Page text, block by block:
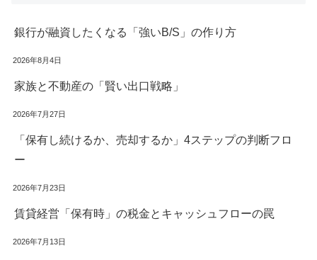
銀行が融資したくなる「強いB/S」の作り方
2026年8月4日
家族と不動産の「賢い出口戦略」
2026年7月27日
「保有し続けるか、売却するか」4ステップの判断フロ
ー
2026年7月23日
賃貸経営「保有時」の税金とキャッシュフローの罠
2026年7月13日